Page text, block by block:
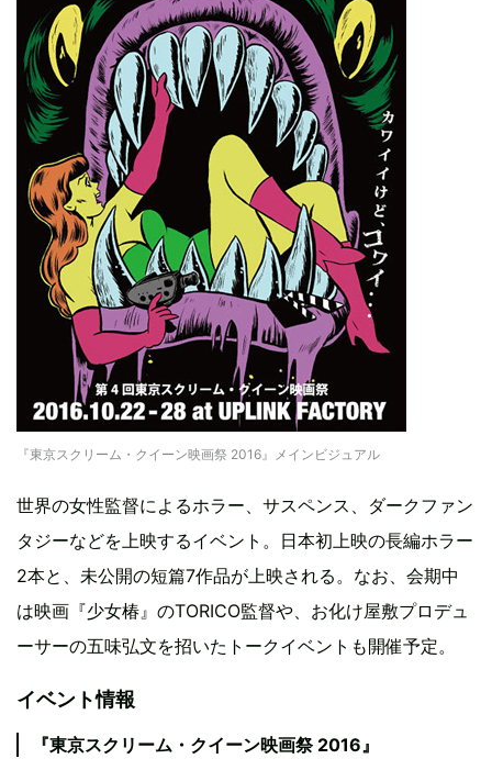
『東京スクリーム・クイーン映画祭 2016』メインビジュアル
世界の女性監督によるホラー、サスペンス、ダークファン
タジーなどを上映するイベント。日本初上映の長編ホラー
2本と、未公開の短篇7作品が上映される。なお、会期中
は映画『少女椿』のTORICO監督や、お化け屋敷プロデュ
ーサーの五味弘文を招いたトークイベントも開催予定。
イベント情報
『東京スクリーム・クイーン映画祭 2016』